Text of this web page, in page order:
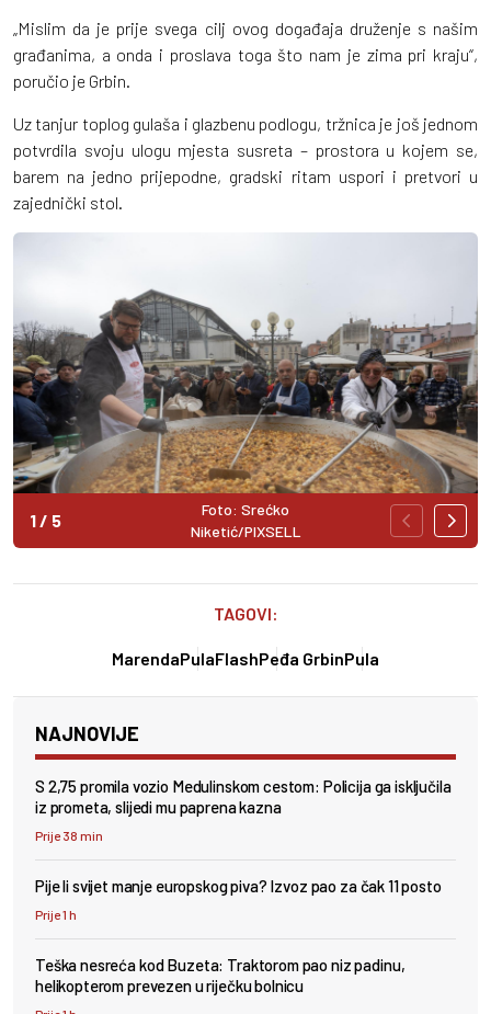
„Mislim da je prije svega cilj ovog događaja druženje s našim
građanima, a onda i proslava toga što nam je zima pri kraju“,
poručio je Grbin.
Uz tanjur toplog gulaša i glazbenu podlogu, tržnica je još jednom
potvrdila svoju ulogu mjesta susreta – prostora u kojem se,
barem na jedno prijepodne, gradski ritam uspori i pretvori u
zajednički stol.
Foto: Srećko
Niketić/PIXSELL
1/ 5
TAGOVI:
MarendaPulaFlashPeđa GrbinPula
NAJNOVIJE
S 2,75 promila vozio Medulinskom cestom: Policija ga isključila
iz prometa, slijedi mu paprena kazna
Prije 38 min
Pije li svijet manje europskog piva? Izvoz pao za čak 11 posto
Prije 1 h
Teška nesreća kod Buzeta: Traktorom pao niz padinu,
helikopterom prevezen u riječku bolnicu